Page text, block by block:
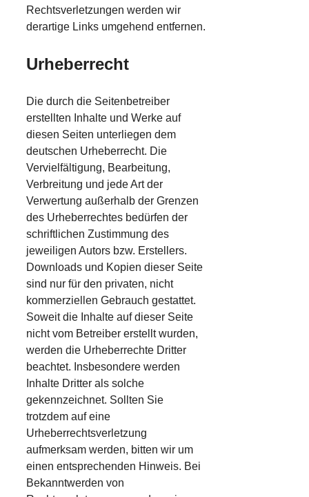
Rechtsverletzungen werden wir
derartige Links umgehend entfernen.
Urheberrecht
Die durch die Seitenbetreiber
erstellten Inhalte und Werke auf
diesen Seiten unterliegen dem
deutschen Urheberrecht. Die
Vervielfältigung, Bearbeitung,
Verbreitung und jede Art der
Verwertung außerhalb der Grenzen
des Urheberrechtes bedürfen der
schriftlichen Zustimmung des
jeweiligen Autors bzw. Erstellers.
Downloads und Kopien dieser Seite
sind nur für den privaten, nicht
kommerziellen Gebrauch gestattet.
Soweit die Inhalte auf dieser Seite
nicht vom Betreiber erstellt wurden,
werden die Urheberrechte Dritter
beachtet. Insbesondere werden
Inhalte Dritter als solche
gekennzeichnet. Sollten Sie
trotzdem auf eine
Urheberrechtsverletzung
aufmerksam werden, bitten wir um
einen entsprechenden Hinweis. Bei
Bekanntwerden von